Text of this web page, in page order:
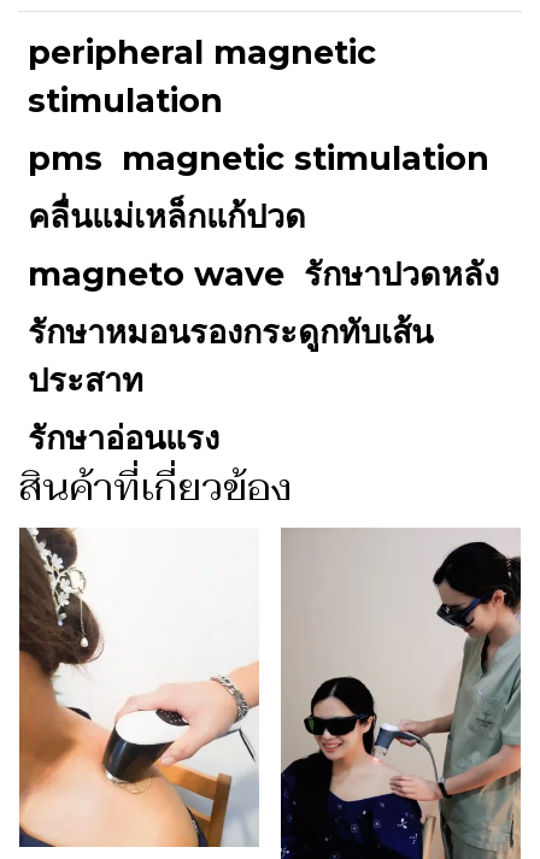
peripheral magnetic
stimulation
pms magnetic stimulation
คลื่นแม่เหล็กแก้ปวด
magneto wave รักษาปวดหลัง
รักษาหมอนรองกระดูกทับเส้น
ประสาท
รักษาอ่อนแรง
สินค้าที่เกี่ยวข้อง